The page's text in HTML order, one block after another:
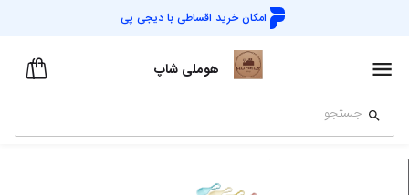
امکان خرید اقساطی با دیجی پی
هوملی شاپ